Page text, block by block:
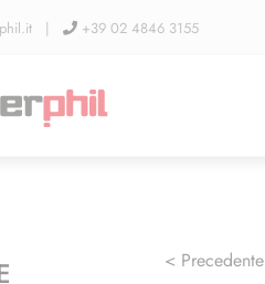
| +39 02 4846 3155
< Precedente